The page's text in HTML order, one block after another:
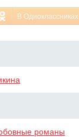
В Одноклассниках
романы